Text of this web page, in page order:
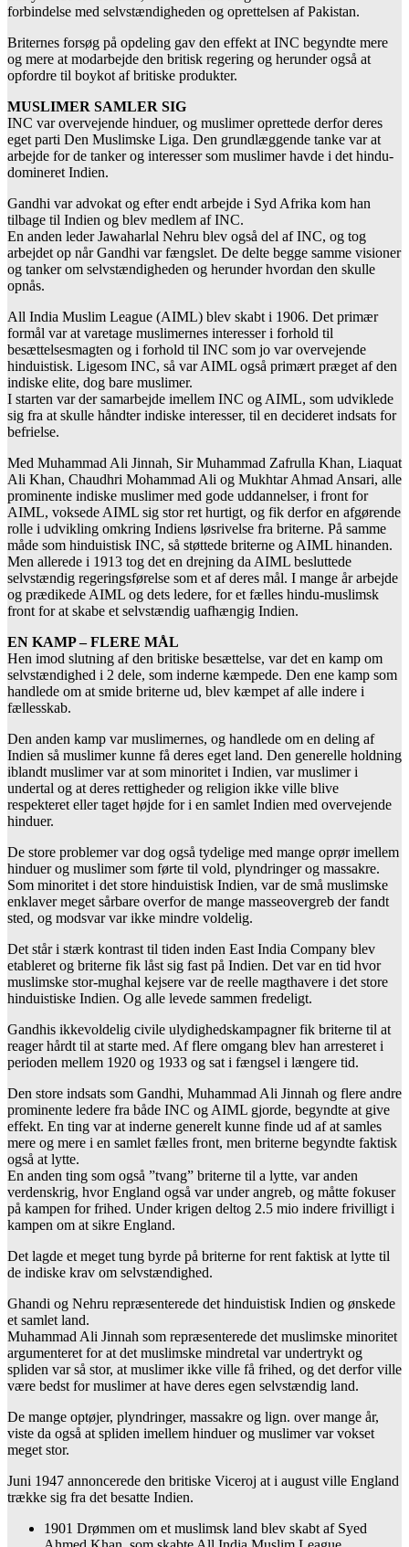
forbindelse med selvstændigheden og oprettelsen af Pakistan.
Briternes forsøg på opdeling gav den effekt at INC begyndte mere
og mere at modarbejde den britisk regering og herunder også at
opfordre til boykot af britiske produkter.
MUSLIMER SAMLER SIG
INC var overvejende hinduer, og muslimer oprettede derfor deres
eget parti Den Muslimske Liga. Den grundlæggende tanke var at
arbejde for de tanker og interesser som muslimer havde i det hindu-
domineret Indien.
Gandhi var advokat og efter endt arbejde i Syd Afrika kom han
tilbage til Indien og blev medlem af INC.
En anden leder Jawaharlal Nehru blev også del af INC, og tog
arbejdet op når Gandhi var fængslet. De delte begge samme visioner
og tanker om selvstændigheden og herunder hvordan den skulle
opnås.
All India Muslim League (AIML) blev skabt i 1906. Det primær
formål var at varetage muslimernes interesser i forhold til
besættelsesmagten og i forhold til INC som jo var overvejende
hinduistisk. Ligesom INC, så var AIML også primært præget af den
indiske elite, dog bare muslimer.
I starten var der samarbejde imellem INC og AIML, som udviklede
sig fra at skulle håndter indiske interesser, til en decideret indsats for
befrielse.
Med Muhammad Ali Jinnah, Sir Muhammad Zafrulla Khan, Liaquat
Ali Khan, Chaudhri Mohammad Ali og Mukhtar Ahmad Ansari, alle
prominente indiske muslimer med gode uddannelser, i front for
AIML, voksede AIML sig stor ret hurtigt, og fik derfor en afgørende
rolle i udvikling omkring Indiens løsrivelse fra briterne. På samme
måde som hinduistisk INC, så støttede briterne og AIML hinanden.
Men allerede i 1913 tog det en drejning da AIML besluttede
selvstændig regeringsførelse som et af deres mål. I mange år arbejde
og prædikede AIML og dets ledere, for et fælles hindu-muslimsk
front for at skabe et selvstændig uafhængig Indien.
EN KAMP – FLERE MÅL
Hen imod slutning af den britiske besættelse, var det en kamp om
selvstændighed i 2 dele, som inderne kæmpede. Den ene kamp som
handlede om at smide briterne ud, blev kæmpet af alle indere i
fællesskab.
Den anden kamp var muslimernes, og handlede om en deling af
Indien så muslimer kunne få deres eget land. Den generelle holdning
iblandt muslimer var at som minoritet i Indien, var muslimer i
undertal og at deres rettigheder og religion ikke ville blive
respekteret eller taget højde for i en samlet Indien med overvejende
hinduer.
De store problemer var dog også tydelige med mange oprør imellem
hinduer og muslimer som førte til vold, plyndringer og massakre.
Som minoritet i det store hinduistisk Indien, var de små muslimske
enklaver meget sårbare overfor de mange masseovergreb der fandt
sted, og modsvar var ikke mindre voldelig.
Det står i stærk kontrast til tiden inden East India Company blev
etableret og briterne fik låst sig fast på Indien. Det var en tid hvor
muslimske stor-mughal kejsere var de reelle magthavere i det store
hinduistiske Indien. Og alle levede sammen fredeligt.
Gandhis ikkevoldelig civile ulydighedskampagner fik briterne til at
reager hårdt til at starte med. Af flere omgang blev han arresteret i
perioden mellem 1920 og 1933 og sat i fængsel i længere tid.
Den store indsats som Gandhi, Muhammad Ali Jinnah og flere andre
prominente ledere fra både INC og AIML gjorde, begyndte at give
effekt. En ting var at inderne generelt kunne finde ud af at samles
mere og mere i en samlet fælles front, men briterne begyndte faktisk
også at lytte.
En anden ting som også ”tvang” briterne til a lytte, var anden
verdenskrig, hvor England også var under angreb, og måtte fokuser
på kampen for frihed. Under krigen deltog 2.5 mio indere frivilligt i
kampen om at sikre England.
Det lagde et meget tung byrde på briterne for rent faktisk at lytte til
de indiske krav om selvstændighed.
Ghandi og Nehru repræsenterede det hinduistisk Indien og ønskede
et samlet land.
Muhammad Ali Jinnah som repræsenterede det muslimske minoritet
argumenteret for at det muslimske mindretal var undertrykt og
spliden var så stor, at muslimer ikke ville få frihed, og det derfor ville
være bedst for muslimer at have deres egen selvstændig land.
De mange optøjer, plyndringer, massakre og lign. over mange år,
viste da også at spliden imellem hinduer og muslimer var vokset
meget stor.
Juni 1947 annoncerede den britiske Viceroj at i august ville England
trække sig fra det besatte Indien.
1901 Drømmen om et muslimsk land blev skabt af Syed